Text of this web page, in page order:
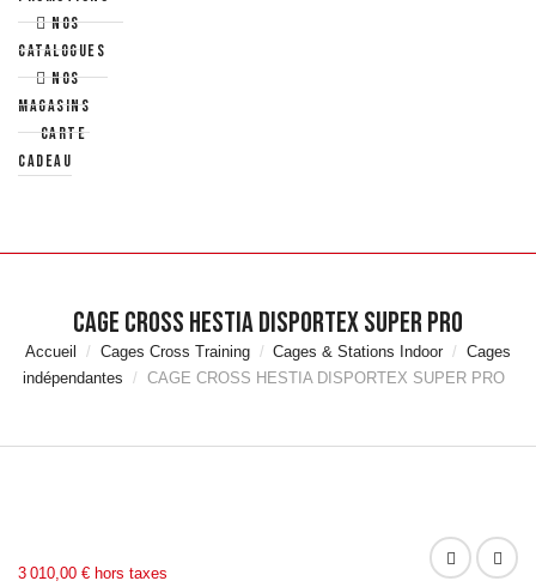
YOGA -
PILATES &
STRETCHING
Pilates &
Streching &
Accessoires
Natation
MATÉRIELS DE
Nos
catalogues
NOS
MAGASINS
Carte
cadeau
CAGE CROSS HESTIA DISPORTEX SUPER PRO
Accueil Cages Cross Training Cages & Stations Indoor
Cages
indépendantes
CAGE CROSS HESTIA DISPORTEX SUPER PRO
3 010,00 € hors taxes